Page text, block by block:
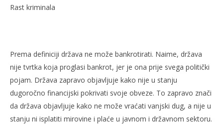
Rast kriminala
Prema definiciji država ne može bankrotirati. Naime, država
nije tvrtka koja proglasi bankrot, jer je ona prije svega politički
pojam. Država zapravo objavljuje kako nije u stanju
dugoročno financijski pokrivati svoje obveze. To zapravo znači
da država objavljuje kako ne može vraćati vanjski dug, a nije u
stanju ni isplatiti mirovine i plaće u javnom i državnom sektoru.